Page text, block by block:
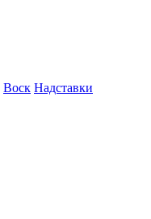
Воск Надставки